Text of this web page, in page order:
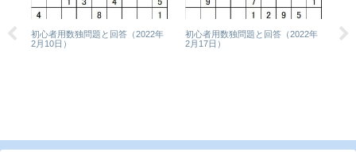
初心者用数独問題と回答（2022年
2月10日）
初心者用数独問題と回答（2022年
2月17日）